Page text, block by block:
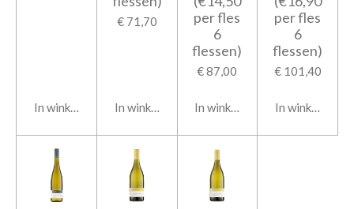
In winkelwagen
€ 71,70
In winkelwagen
per fles
6
flessen)
€ 87,00
In winkelwagen
per fles
6
flessen)
€ 101,40
In